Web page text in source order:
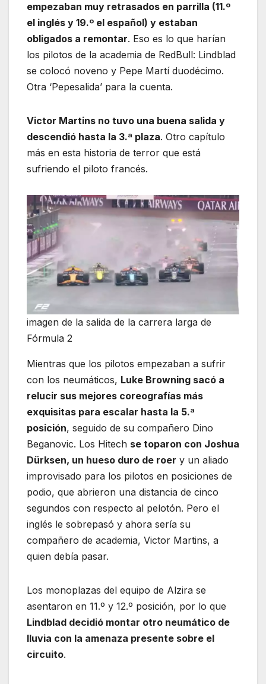
empezaban muy retrasados en parrilla (11.º
el inglés y 19.º el español) y estaban
obligados a remontar. Eso es lo que harían
los pilotos de la academia de RedBull: Lindblad
se colocó noveno y Pepe Martí duodécimo.
Otra ‘Pepesalida’ para la cuenta.
Victor Martins no tuvo una buena salida y
descendió hasta la 3.ª plaza. Otro capítulo
más en esta historia de terror que está
sufriendo el piloto francés.
imagen de la salida de la carrera larga de
Fórmula 2
Mientras que los pilotos empezaban a sufrir
con los neumáticos, Luke Browning sacó a
relucir sus mejores coreografías más
exquisitas para escalar hasta la 5.ª
posición, seguido de su compañero Dino
Beganovic. Los Hitech se toparon con Joshua
Dürksen, un hueso duro de roer y un aliado
improvisado para los pilotos en posiciones de
podio, que abrieron una distancia de cinco
segundos con respecto al pelotón. Pero el
inglés le sobrepasó y ahora sería su
compañero de academia, Victor Martins, a
quien debía pasar.
Los monoplazas del equipo de Alzira se
asentaron en 11.º y 12.º posición, por lo que
Lindblad decidió montar otro neumático de
lluvia con la amenaza presente sobre el
circuito.